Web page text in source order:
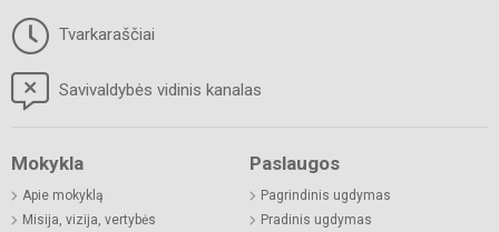
Tvarkaraščiai
Savivaldybės vidinis kanalas
Mokykla
Apie mokyklą
Misija, vizija, vertybės
Paslaugos
Pagrindinis ugdymas
Pradinis ugdymas